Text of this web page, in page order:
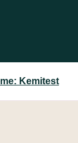
Kemitest